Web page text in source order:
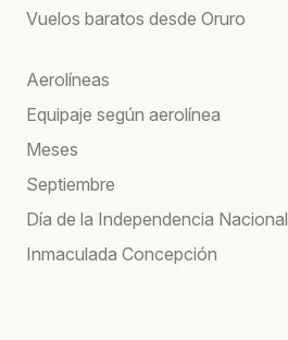
Vuelos baratos desde Oruro
Aerolíneas
Equipaje según aerolínea
Meses
Septiembre
Día de la Independencia Nacional
Inmaculada Concepción